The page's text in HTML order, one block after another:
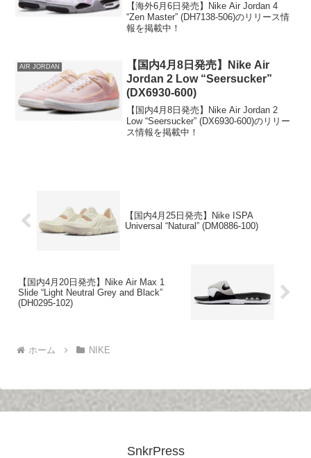
【海外6月6日発売】Nike Air Jordan 4
“Zen Master” (DH7138-506)のリリース情
報を掲載中！
AIR JORDAN
【国内4月8日発売】Nike Air
Jordan 2 Low “Seersucker”
(DX6930-600)
【国内4月8日発売】Nike Air Jordan 2
Low “Seersucker” (DX6930-600)のリリー
ス情報を掲載中！
【国内4月25日発売】Nike ISPA
Universal “Natural” (DM0886-100)
【国内4月20日発売】Nike Air Max 1
Slide “Light Neutral Grey and Black”
(DH0295-102)
ホーム NIKE
SnkrPress